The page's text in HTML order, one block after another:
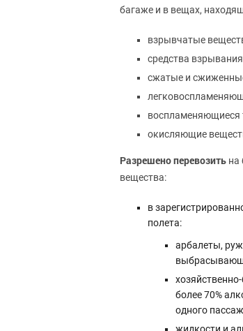
багаже и в вещах,
взрывчатые
средства
сжатые и
воспламеняющиеся
окисляющие
Разрешено перевозить на
вещества:
в
полета:
арбалеты,
более 70%
одного